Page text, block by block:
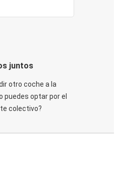
juntos
otro coche a la
puedes optar por el
colectivo?